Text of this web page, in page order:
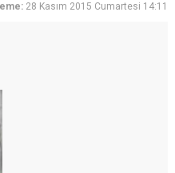
28 Kasım 2015 Cumartesi 14:11